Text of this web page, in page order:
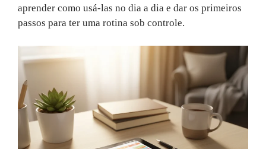
aprender como usá-las no dia a dia e dar os primeiros
passos para ter uma rotina sob controle.